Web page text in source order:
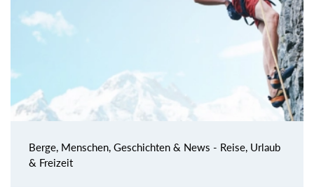
Berge, Menschen, Geschichten & News - Reise, Urlaub
& Freizeit